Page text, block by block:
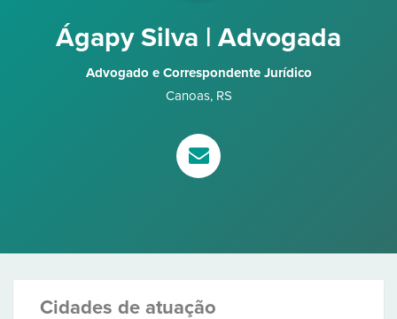
Ágapy Silva | Advogada
Advogado e Correspondente Jurídico
Canoas, RS
Cidades de atuação